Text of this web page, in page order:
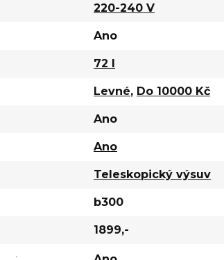
220-240 V
Ano
72 l
Levné, Do 10000 Kč
Ano
Ano
Teleskopický výsuv
b300
1899,-